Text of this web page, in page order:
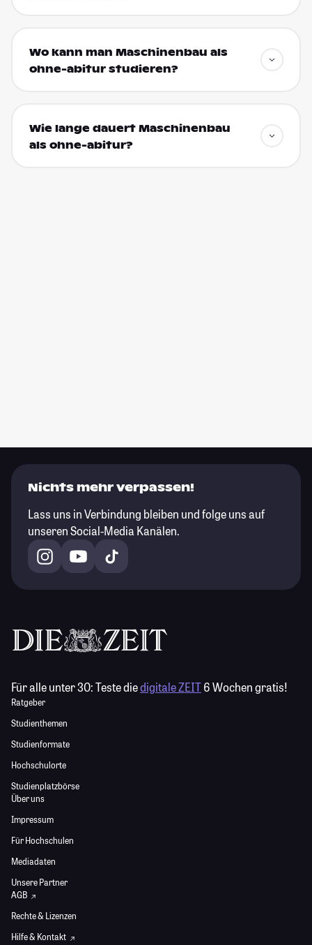
Wo kann man Maschinenbau als
ohne-abitur studieren?
Wie lange dauert Maschinenbau
als ohne-abitur?
Nichts mehr verpassen!
Lass uns in Verbindung bleiben und folge uns auf
unseren Social-Media Kanälen.
Für alle unter 30:Teste diedigitale ZEIT6 Wochen gratis!
Ratgeber
Studienthemen
Studienformate
Hochschulorte
Studienplatzbörse
Über uns
Impressum
Für Hochschulen
Mediadaten
Unsere Partner
AGB
Rechte & Lizenzen
Hilfe & Kontakt